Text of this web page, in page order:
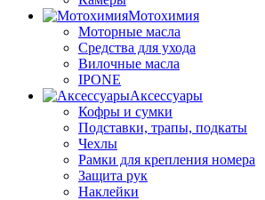
Мотохимия
Моторные масла
Средства для ухода
Вилочные масла
IPONE
Аксессуары
Кофры и сумки
Подставки, трапы, подкаты
Чехлы
Рамки для крепления номера
Защита рук
Наклейки